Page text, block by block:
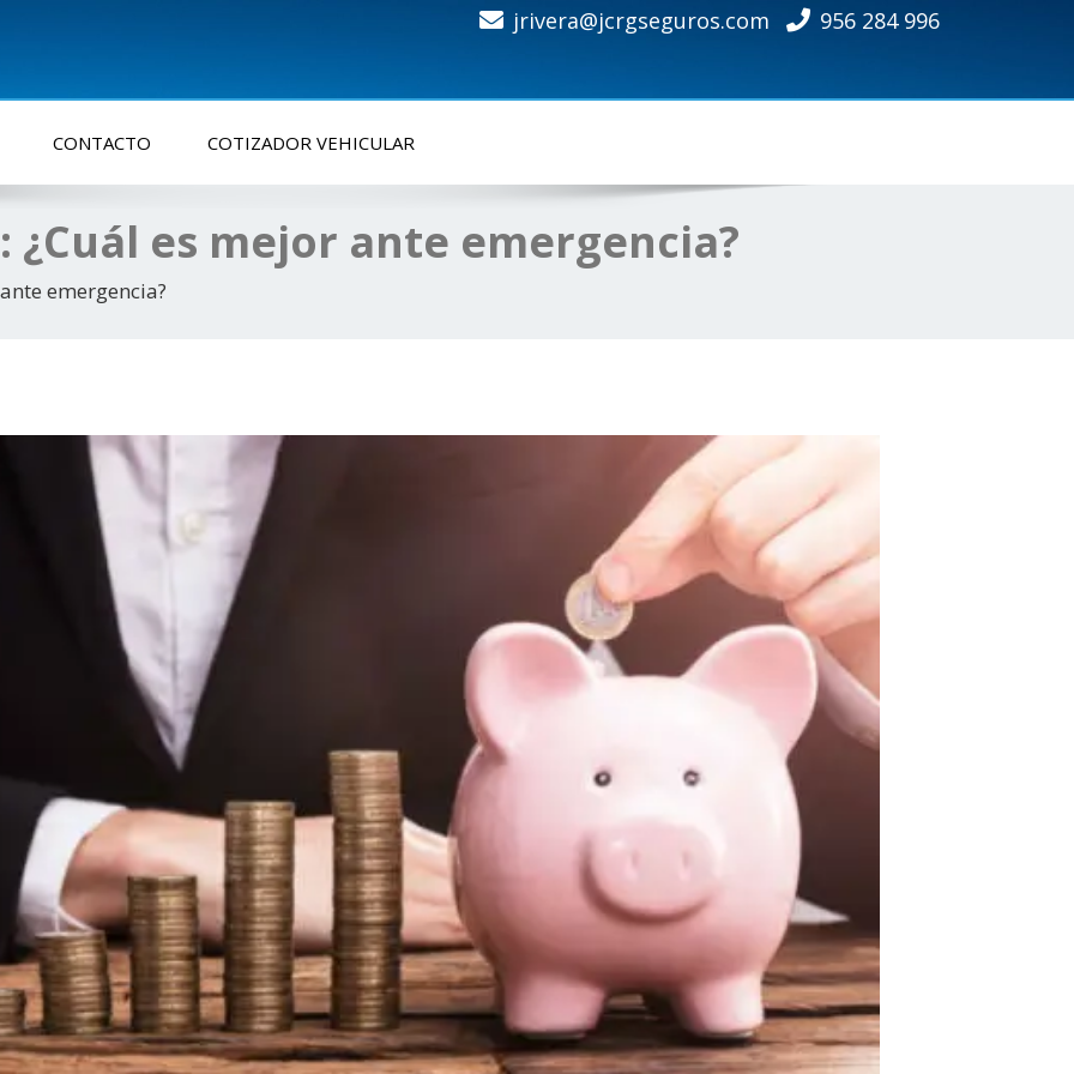
jrivera@jcrgseguros.com 956 284 996
CONTACTO COTIZADOR VEHICULAR
¿Cuál es mejor ante emergencia?
emergencia?